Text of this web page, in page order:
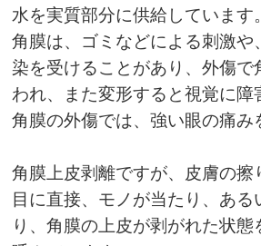
水を実質部分に供給しています。
角膜は、ゴミなどによる刺激や
染を受けることがあり、外傷で
われ、また変形すると視覚に障
角膜の外傷では、強い眼の痛み
角膜上皮剥離ですが、皮膚の擦
目に直接、モノが当たり、ある
り、角膜の上皮が剥がれた状態